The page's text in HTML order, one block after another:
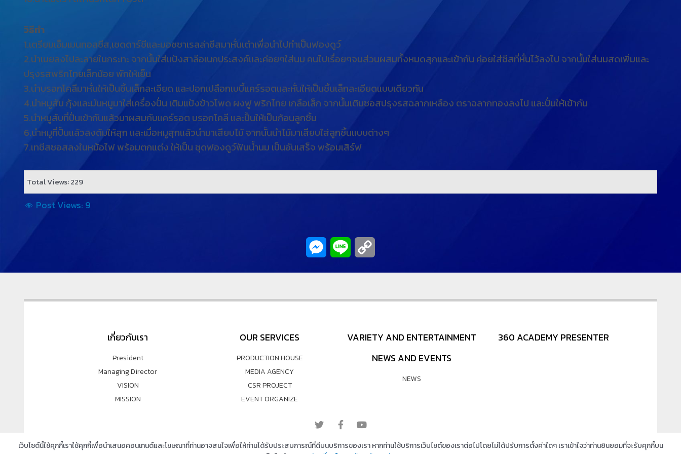
เว็บไซต์นี้ใช้คุกกี้เราใช้คุกกี้เพื่อนำเสนอคอนเทนต์และโฆษณาที่ท่านอาจสนใจเพื่อให้ท่านได้รับประสบการณ์ที่ดีบนบริการของเรา หากท่านใช้บริการเว็บไซต์ของเราต่อไปโดยไม่ได้ปรับการตั้งค่าใดๆ เราเข้าใจว่าท่านยินยอมที่จะรับคุกกี้บน
วิธีทำ
1.เตรียมเอ็มเมนทอลชีส,เชดดาร์ชีและมอซซาเรลล่าชีสมาหั่นเต๋าเพื่อนำไปทำเป็นฟองดูว์
2.นำเนยลงไปละลายในกระทะ จากนั้นใส่แป้งสาลีอเนกประสงค์และค่อยๆใส่นม คนไปเรื่อยๆจนส่วนผสมทั้งหมดสุกและเข้ากัน ค่อยใส่ชีสที่หั่นไว้ลงไป จากนั้นใส่นมสดเพิ่มและ
ปรุงรสพริกไทยเล็กน้อย พักให้เย็น
3.นำบรอกโคลีมาหั่นให้เป็นชิ้นเล็กละเอียด และปอกเปลือกเบบี้แคร์รอตและหั่นให้เป็นชิ้นเล็กละเอียดแบบเดียวกัน
4.นำหมูสับ กุ้งและมันหมูมาใส่เครื่องปั่น เติมแป้งข้าวโพด ผงฟู พริกไทย เกลือเล็ก จากนั้นเติมซอสปรุงรสฉลากเหลือง ตราฉลากทองลงไป และปั่นให้เข้ากัน
5.นำหมูสับที่ปั่นเข้ากันแล้วมาผสมกับแคร์รอต บรอกโคลี และปั้นให้เป็นก้อนลูกชิ้น
6.นำหมูที่ปั้นแล้วลงต้มให้สุก และเมื่อหมูสุกแล้วนำมาเสียบไม้ จากนั้นนำไม้มาเสียบใส่ลูกชิ้นแบบต่างๆ
7.เทชีสซอสลงในหม้อไฟ พร้อมตกแต่ง ให้เป็น ชุดฟองดูว์ฟันน้ำนม เป็นอันเสร็จ พร้อมเสิร์ฟ
Total Views: 229
Post Views: 9
Messenger
Line
เกี่ยวกับเรา
President
Managing Director
VISION
MISSION
OUR SERVICES
PRODUCTION HOUSE
MEDIA AGENCY
CSR PROJECT
EVENT ORGANIZE
VARIETY AND ENTERTAINMENT
NEWS AND EVENTS
NEWS
360 ACADEMY PRESENTER
© 2022 All rights reserved